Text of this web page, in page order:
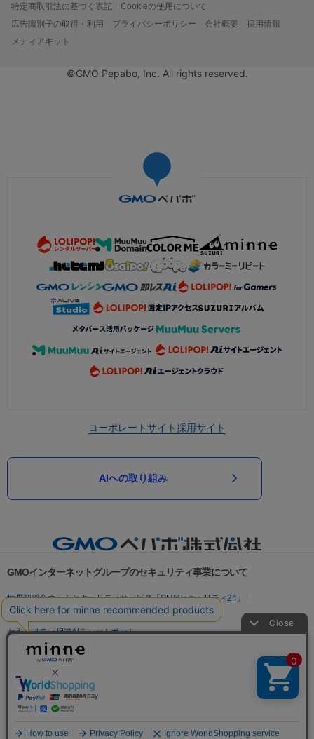
特定商取引法に基づく表記
Cookieの使用について
広告識別子の取得・利用
プライバシーポリシー 会社概要
採用情報
メディアキット
©GMO Pepabo, Inc. All rights reserved.
コーポレートサイト採用サイト
AIへの取り組み
GMOインターネットグループのセキュリティ事業について
世界初総合ネットセキュリティサービス「GMOセキュリティ24」
パスワード漏洩診断
Webサイトリスク診断
セキュリティ相談AIチャットボット
実在証明・盗聴対策
サイバー攻撃対策（GMO Flatt Security）
セキュリティ事業の軌跡